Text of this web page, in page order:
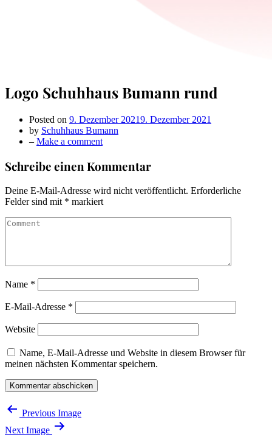
Logo Schuhhaus Bumann rund
Posted on 9. Dezember 20219. Dezember 2021
by Schuhhaus Bumann
– Make a commenton
Schuhhaus
Bumann
Schreibe einen Kommentar
Deine E-Mail-Adresse wird nicht veröffentlicht. Erforderliche
Felder sind mit * markiert
Name *
E-Mail-Adresse *
Website
Name, E-Mail-Adresse und Website in diesem Browser für
meinen nächsten Kommentar speichern.
Previous Image
Next Image